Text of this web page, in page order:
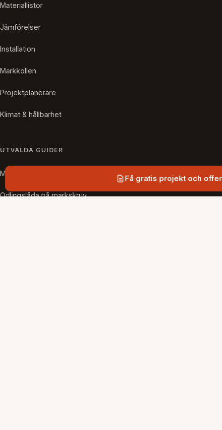
Materiallistor
Jämförelser
Installation
Markkollen
Projektplanerare
Klimat & hållbarhet
UTVALDA GUIDER
Markskruv till staket
Odlingslåda på markskruv
Få gratis projekt och